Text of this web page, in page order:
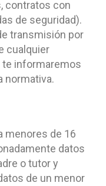
contratos con
de seguridad).
transmisión por
cualquier
te informaremos
normativa.
menores de 16
datos
o tutor y
de un menor